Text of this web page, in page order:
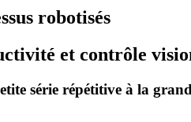
robotisés
et contrôle
série répétitive à la